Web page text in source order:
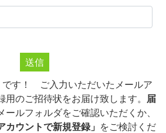
送信
です！ ご入力いただいたメールア
用のご招待状をお届け致します。 届
ールフォルダをご確認いただくか、
カウントで新規登録」 をご検討くだ